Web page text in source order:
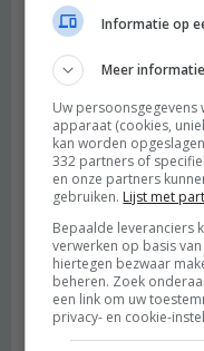
Informatie op
Meer informatie
Uw
apparaat (cookies,
kan worden
332 partners of
en onze partners
gebruiken. Lijst met
Bepaalde leveranciers
verwerken op basis
hiertegen bezwaar
beheren. Zoek
een link om uw
privacy- en cookie-